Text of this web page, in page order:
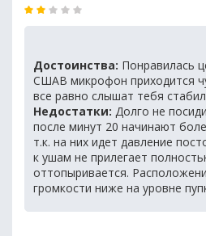
Достоинства: Понравилась
СШАВ микрофон приходится
все равно слышат тебя
Недостатки: Долго не
после минут 20 начинают
т.к. на них идет давление
к ушам не прилегает
оттопыривается.
громкости ниже на уровне